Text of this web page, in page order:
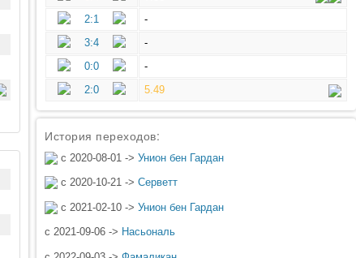
2:1
-
3:4
-
0:0
-
2:0
5.49
История переходов:
с 2020-08-01 -> Унион бен Гардан
с 2020-10-21 -> Серветт
с 2021-02-10 -> Унион бен Гардан
с 2021-09-06 -> Насьональ